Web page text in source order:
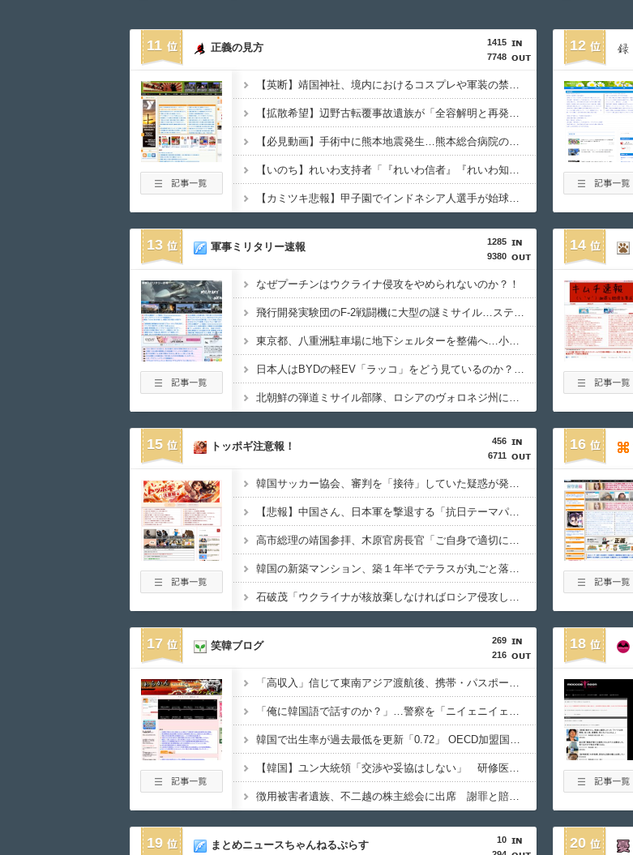
11
1415
7748
正義の見方
【英断】靖国神社、境内におけるコスプレや軍装の禁止を発表「厳粛で神聖なる場所」
【拡散希望】辺野古転覆事故遺族が「全容解明と再発防止を求める会」設立 継続的に活動するためと説明、クラファン立ち上げも準備
【必見動画】手術中に熊本地震発生…熊本総合病院の例のカメラ映像、ノーカットver.が公開される
【いのち】れいわ支持者「『れいわ信者』『れいわ知能』は差別的。放送禁止用語にすべき。オールドメディアは配慮を」→かわりにピッタリの名称が爆誕してしまうw
【カミツキ悲報】甲子園でインドネシア人選手が始球式→日本保守党・百田尚樹代表「甲子園を政治利用するな！」
12
13
1285
9380
軍事ミリタリー速報
なぜプーチンはウクライナ侵攻をやめられないのか？！
飛行開発実験団のF-2戦闘機に大型の謎ミサイル…ステルス性と射程1000kmを誇る「最新鋭の空母キラー」か？！
東京都、八重洲駐車場に地下シェルターを整備へ…小池知事「弾道ミサイル攻撃から都民の命と財産守る」！
日本人はBYDの軽EV「ラッコ」をどう見ているのか？…中国メディア！
北朝鮮の弾道ミサイル部隊、ロシアのヴォロネジ州に展開か…北朝鮮は本質的にウクライナと戦争状態に！
14
15
456
6711
トッポギ注意報！
韓国サッカー協会、審判を「接待」していた疑惑が発覚 →日本人２人も対象か
【悲報】中国さん、日本軍を撃退する「抗日テーマパーク」を各地で大量建設
高市総理の靖国参拝、木原官房長官「ご自身で適切に判断」
韓国の新築マンション、築１年半でテラスが丸ごと落下ｗｗｗｗｗ
石破茂「ウクライナが核放棄しなければロシア侵攻しなかった」
16
17
269
216
笑韓ブログ
「高収入」信じて東南アジア渡航後、携帯・パスポート奪われ監禁…韓国人の被害急増
「俺に韓国語で話すのか？」…警察を「ニイェニイェニイェ」とからかう韓国滞在外国人の投稿動画が物議
韓国で出生率が過去最低を更新「0.72」 OECD加盟国で唯一 1を下回る
【韓国】ユン大統領「交渉や妥協はしない」 研修医集団ボイコット受け
徴用被害者遺族、不二越の株主総会に出席 謝罪と賠償求める
18
19
10
まとめニュースちゃんねるぷらす 20